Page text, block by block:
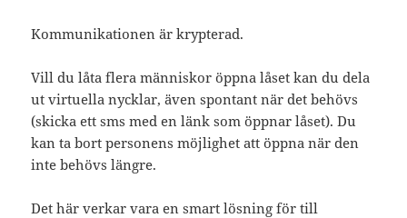
Kommunikationen är krypterad.
Vill du låta flera människor öppna låset kan du dela
ut virtuella nycklar, även spontant när det behövs
(skicka ett sms med en länk som öppnar låset). Du
kan ta bort personens möjlighet att öppna när den
inte behövs längre.
Det här verkar vara en smart lösning för till